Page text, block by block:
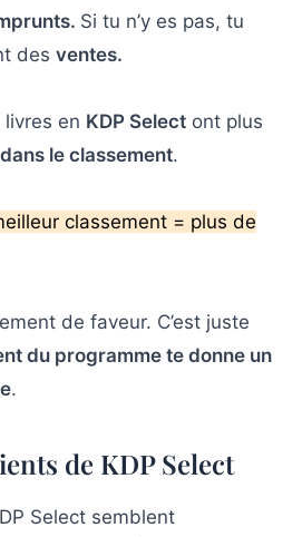
Si tu n’y es pas, tu
des ventes.
en KDP Select ont plus
le classement.
classement = plus de
de faveur. C’est juste
du programme te donne un
.
de KDP Select
Select semblent